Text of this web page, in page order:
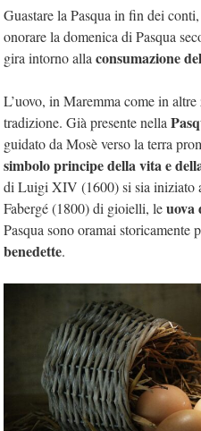
Guastare la Pasqua in fin dei
onorare la domenica di Pasqua
gira intorno alla consumazione
L’uovo, in Maremma come in
tradizione. Già presente nella
guidato da Mosè verso la terra
simbolo principe della vita e
di Luigi XIV (1600) si sia iniziato
Fabergé (1800) di gioielli, leuova
Pasqua sono oramai storicamente
benedette.